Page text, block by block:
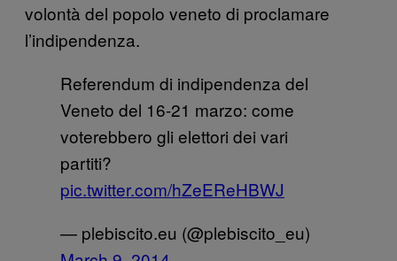
volontà del popolo veneto di proclamare
l’indipendenza.
Referendum di indipendenza del
Veneto del 16-21 marzo: come
voterebbero gli elettori dei vari
partiti?
pic.twitter.com/hZeEReHBWJ
— plebiscito.eu (@plebiscito_eu)